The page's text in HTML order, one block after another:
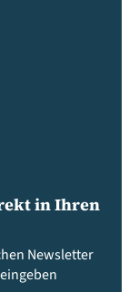
in Ihren
Newsletter